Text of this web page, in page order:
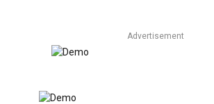
Advertisement